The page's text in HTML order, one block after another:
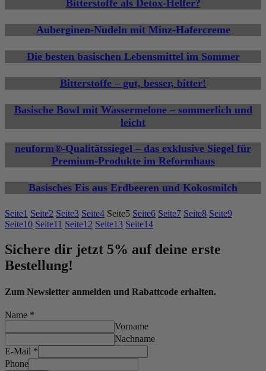
Bitterstoffe als Detox-Helfer?
Auberginen-Nudeln mit Minz-Hafercreme
Die besten basischen Lebensmittel im Sommer
Bitterstoffe – gut, besser, bitter!
Basische Bowl mit Wassermelone – sommerlich und
leicht
neuform®-Qualitätssiegel – das exklusive Siegel für
Premium-Produkte im Reformhaus
Basisches Eis aus Erdbeeren und Kokosmilch
Seite1 Seite2 Seite3 Seite4 Seite5 Seite6 Seite7 Seite8 Seite9
Seite10 Seite11 Seite12 Seite13 Seite14
Sichere dir jetzt 5% auf deine erste
Bestellung!
Zum Newsletter anmelden und Rabattcode erhalten.
Name *
Vorname
Nachname
E-Mail *
Phone